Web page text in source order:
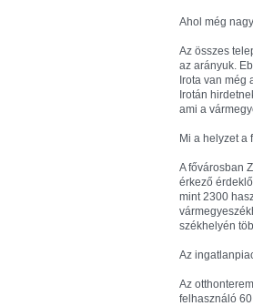
Ahol még
Az összes
az arányuk.
Irota van
Irotán
ami a
Mi a helyzet a
A fővárosban
érkező
mint 2300
székhelyén
Az
Az
felhasználó